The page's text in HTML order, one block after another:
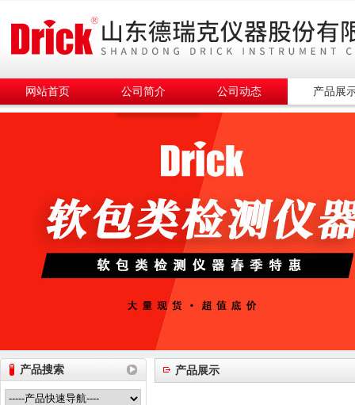
山东德瑞克仪器股份有限公司
网站首页 公司简介 公司动态 产品展
产品搜索 产品展示